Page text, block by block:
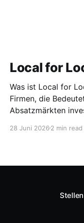
Local for
Was ist Local for Local? Das ist eine
Firmen, die
Absatzmärkten
entwickeln. Diese
28 Juni 2026 2 min read